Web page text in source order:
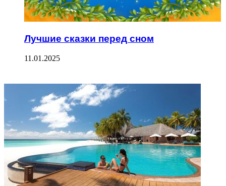
Лучшие сказки перед сном
11.01.2025